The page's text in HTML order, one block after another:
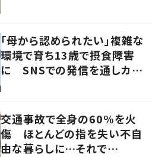
「母から認められたい」複雑な
環境で育ち13歳で摂食障害
に SNSでの発信を通しカウン
交通事故で全身の60%を火
傷 ほとんどの指を失い不自
由な暮らしに…それで